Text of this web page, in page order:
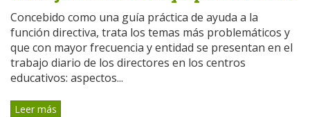
Concebido como una guía práctica de ayuda a la
función directiva, trata los temas más problemáticos y
que con mayor frecuencia y entidad se presentan en el
trabajo diario de los directores en los centros
educativos: aspectos...
Leer más